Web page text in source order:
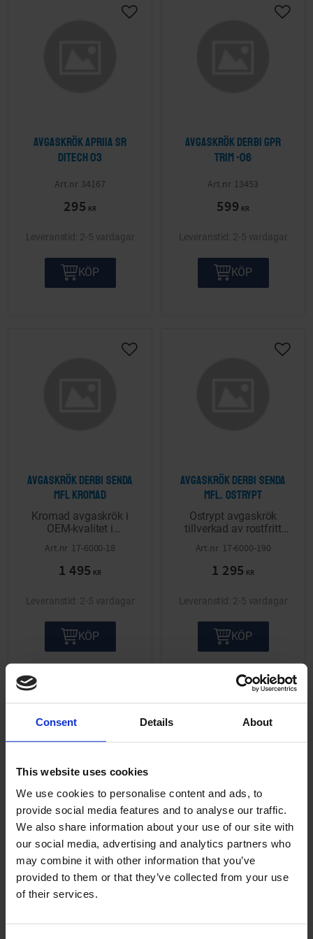
Consent Details About
This website uses cookies
We use cookies to personalise content and ads, to
provide social media features and to analyse our traffic.
We also share information about your use of our site with
our social media, advertising and analytics partners who
may combine it with other information that you’ve
provided to them or that they’ve collected from your use
of their services.
Avgaskrök Apriia SR
Ditech 03
34167
295 KR
Lägg till i önskelista
2-5 vardagar
KÖP
Avgaskrök Derbi Gpr
trim -06
13453
599 KR
Lägg
2-5 vardagar
KÖP
Avgaskrök Derbi Senda
mfl kromad
Kromad avgaskrök i
OEM-kvalitet i
Passar till Aprilia SX,
RX, Gilera RCR, SMT
17-6000-18
1 495 KR
Lägg till i önskelista
2-5 vardagar
KÖP
Avgaskrök Derbi Senda
mfl. ostrypt
​Ostrypt avgaskrök
tillverkad av rostfritt
prestandan utan att
behöva investera i ett
17-6000-190
1 295 KR
Lägg
2-5 vardagar
KÖP
Avgaskrök Gilera
Runner
Lägg till i önskelista
Avgaskrök Rieju
RR/RJ/SM (trim 60km)
22620